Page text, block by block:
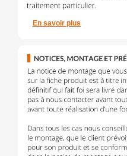
En savoir plus